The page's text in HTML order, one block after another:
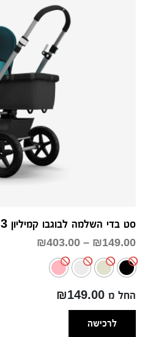
סט בדי השלמה לבוגבו קמיליון 3
₪149.00
–
₪403.00
החל מ ₪149.00
לרכישה